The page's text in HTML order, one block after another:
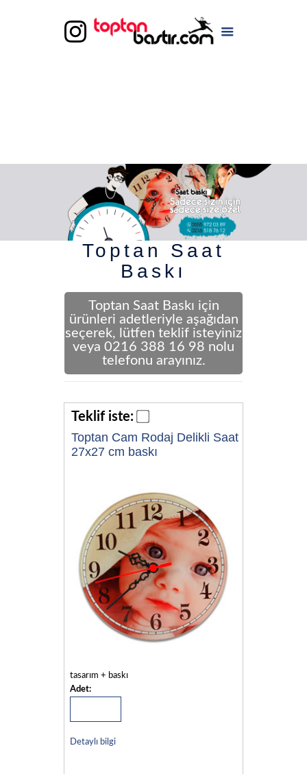
Toptan Saat
Baskı
Toptan Saat Baskı için
ürünleri adetleriyle aşağıdan
seçerek, lütfen teklif isteyiniz
veya 0216 388 16 98 nolu
telefonu arayınız.
Teklif iste:
Toptan Cam Rodaj Delikli Saat
27x27 cm baskı
tasarım + baskı
Adet:
Detaylı bilgi